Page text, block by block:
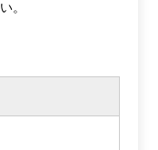
。